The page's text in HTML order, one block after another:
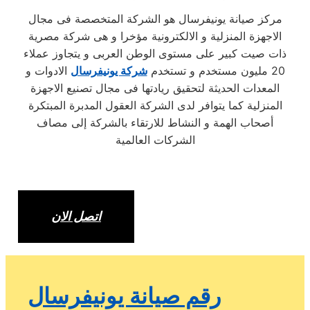
مركز صيانة يونيفرسال هو الشركة المتخصصة فى مجال
الاجهزة المنزلية و الالكترونية مؤخرا و هى شركة مصرية
ذات صيت كبير على مستوى الوطن العربى و يتجاوز عملاء
20 مليون مستخدم و تستخدم
شركة يونيفرسال الادوات و
المعدات الحديثة لتحقيق ريادتها فى مجال تصنيع الاجهزة
المنزلية كما يتوافر لدى الشركة العقول المدبرة المبتكرة
أصحاب الهمة و النشاط للارتقاء بالشركة إلى مصاف
الشركات العالمية
اتصل الان
رقم صيانة يونيفرسال